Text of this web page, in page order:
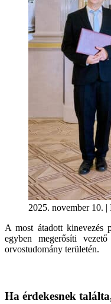
2025. november 10. |
A most átadott kinevezés
egyben megerősíti
orvostudomány területén.
Ha érdekesnek